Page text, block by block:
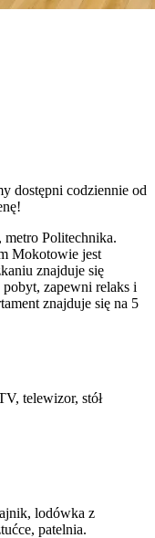
dostępni codziennie od
Politechnika.
Mokotowie jest
znajduje się
zapewni relaks i
znajduje się na 5
telewizor, stół
lodówka z
patelnia.